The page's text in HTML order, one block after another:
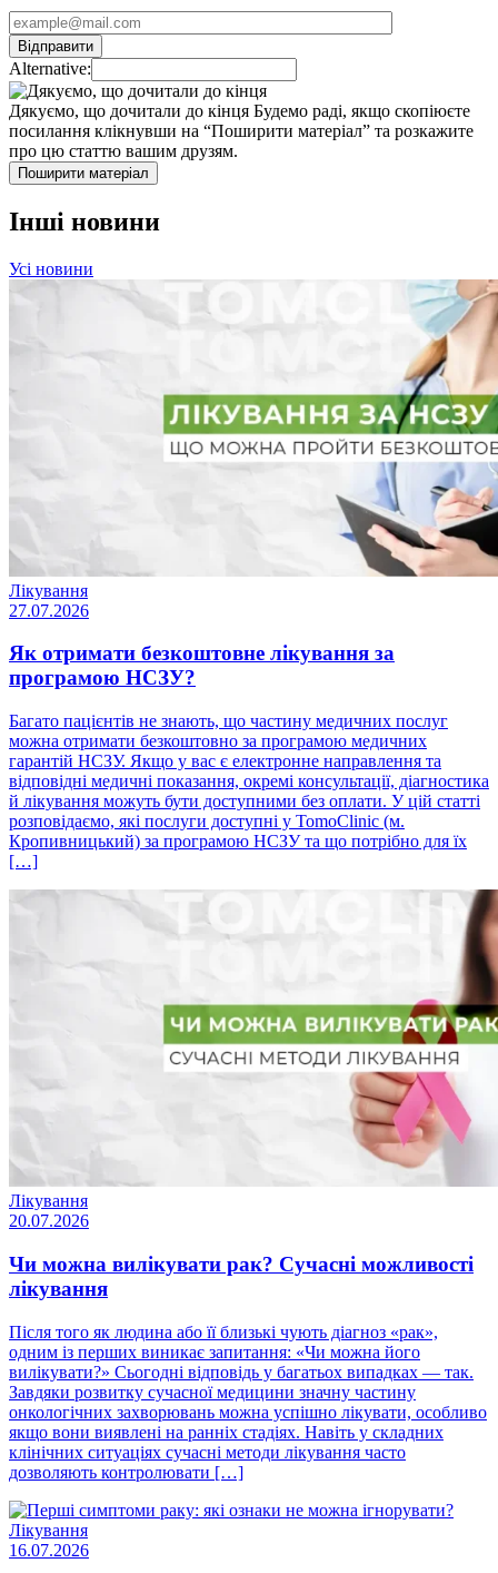
Alternative:
Дякуємо, що дочитали до кінця Будемо раді, якщо скопіюєте
посилання клікнувши на “Поширити матеріал” та розкажите
про цю статтю вашим друзям.
Поширити матеріал
Інші новини
Усі новини
Лікування
27.07.2026
Як отримати безкоштовне лікування за
програмою НСЗУ?
Багато пацієнтів не знають, що частину медичних послуг
можна отримати безкоштовно за програмою медичних
гарантій НСЗУ. Якщо у вас є електронне направлення та
відповідні медичні показання, окремі консультації, діагностика
й лікування можуть бути доступними без оплати. У цій статті
розповідаємо, які послуги доступні у TomoClinic (м.
Кропивницький) за програмою НСЗУ та що потрібно для їх
[…]
Лікування
20.07.2026
Чи можна вилікувати рак? Сучасні можливості
лікування
Після того як людина або її близькі чують діагноз «рак»,
одним із перших виникає запитання: «Чи можна його
вилікувати?» Сьогодні відповідь у багатьох випадках — так.
Завдяки розвитку сучасної медицини значну частину
онкологічних захворювань можна успішно лікувати, особливо
якщо вони виявлені на ранніх стадіях. Навіть у складних
клінічних ситуаціях сучасні методи лікування часто
дозволяють контролювати […]
Лікування
16.07.2026